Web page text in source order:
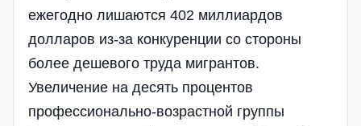
ежегодно лишаются 402 миллиардов
долларов из-за конкуренции со стороны
более дешевого труда мигрантов.
Увеличение на десять процентов
профессионально-возрастной группы